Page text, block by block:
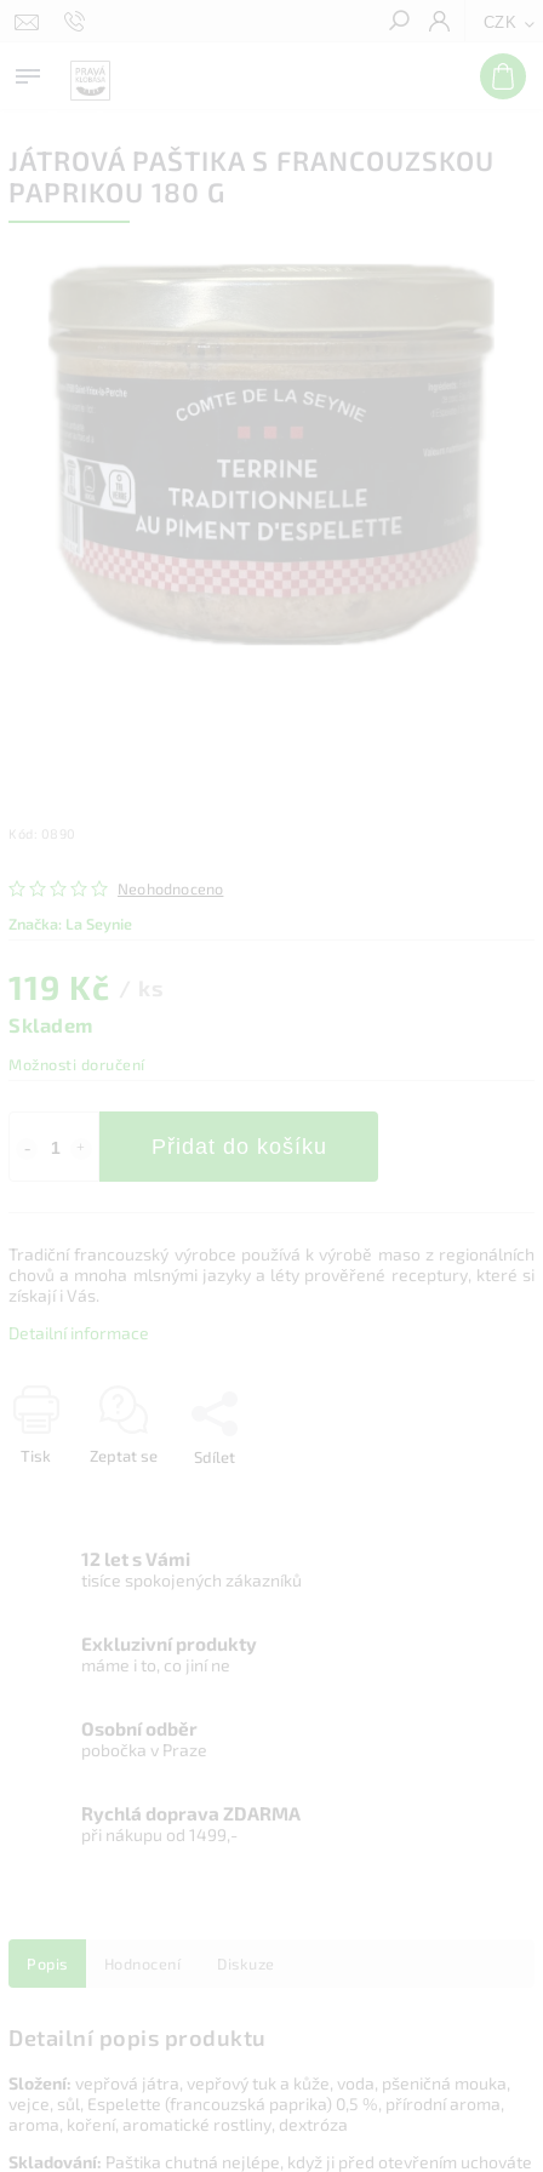
CZK
Hledat
JÁTROVÁ PAŠTIKA S FRANCOUZSKOU
PAPRIKOU 180 G
Kód: 0890
Neohodnoceno
Značka: La Seynie
119 Kč
Skladem
Možnosti doručení
Přidat do košíku
Tradiční francouzský výrobce používá k výrobě maso z regionálních
chovů a mnoha mlsnými jazyky a léty prověřené receptury, které si
získají i Vás.
Detailní informace
Tisk Zeptat se Sdílet
12 let s Vámi
tisíce spokojených zákazníků
Exkluzivní produkty
máme i to, co jiní ne
Osobní odběr
pobočka v Praze
Rychlá doprava ZDARMA
při nákupu od 1499,-
Popis Hodnocení Diskuze
Detailní popis produktu
Složení: vepřová játra, vepřový tuk a kůže, voda, pšeničná mouka,
vejce, sůl, Espelette (francouzská paprika) 0,5 %, přírodní aroma,
aroma, koření, aromatické rostliny, dextróza
Skladování: Paštika chutná nejlépe, když ji před otevřením uchováte